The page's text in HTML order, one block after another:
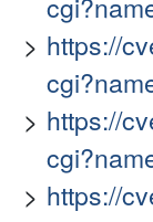
https://
https://
https://